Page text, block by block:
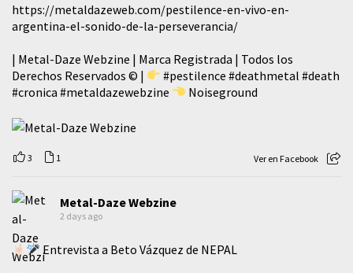
https://metaldazeweb.com/pestilence-en-vivo-en-
argentina-el-sonido-de-la-perseverancia/
| Metal-Daze Webzine | Marca Registrada | Todos los
Derechos Reservados © |
#pestilence #deathmetal #death
#cronica #metaldazewebzine Noiseground
3 1 Ver en Facebook
Metal-Daze Webzine
2 days ago
Entrevista a Beto Vázquez de NEPAL